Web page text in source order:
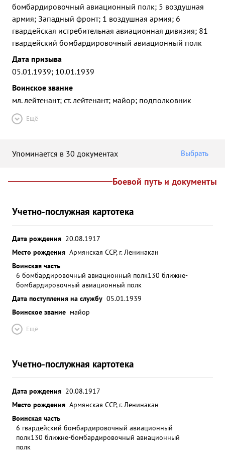
бомбардировочный авиационный полк; 5 воздушная
армия; Западный фронт; 1 воздушная армия; 6
гвардейская истребительная авиационная дивизия; 81
гвардейский бомбардировочный авиационный полк
Дата призыва
05.01.1939; 10.01.1939
Воинское звание
мл. лейтенант; ст. лейтенант; майор; подполковник
Ещё
Упоминается в 30 документах Выбрать
Боевой путь и документы
Учетно-послужная картотека
Дата рождения 20.08.1917
Место рождения Армянская ССР, г. Ленинакан
Воинская часть
6 бомбардировочный авиационный полк130 ближне-
бомбардировочный авиационный полк
Дата поступления на службу 05.01.1939
Воинское звание майор
Ещё
Учетно-послужная картотека
Дата рождения 20.08.1917
Место рождения Армянская ССР, г. Ленинакан
Воинская часть
6 гвардейский бомбардировочный авиационный
полк130 ближне-бомбардировочный авиационный
полк